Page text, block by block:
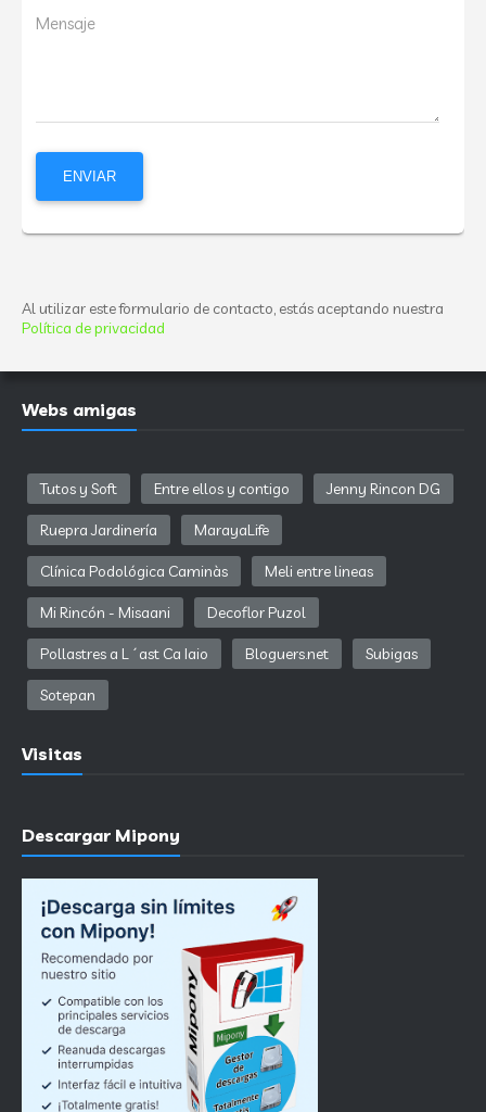
Mensaje
Al utilizar este formulario de contacto, estás aceptando nuestra
Política de privacidad
Webs amigas
Tutos y Soft Entre ellos y contigo Jenny Rincon DG
Ruepra Jardinería MarayaLife
Clínica Podológica Caminàs Meli entre lineas
Mi Rincón - Misaani Decoflor Puzol
Pollastres a L´ast Ca Iaio Bloguers.net Subigas
Sotepan
Visitas
Descargar Mipony